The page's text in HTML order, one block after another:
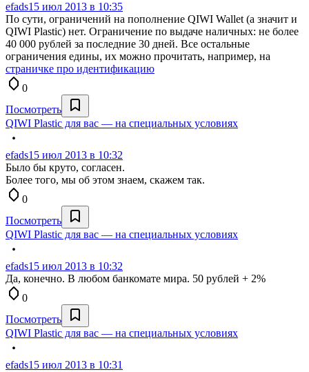
efads15 июл 2013 в 10:35
По сути, ограничений на пополнение QIWI Wallet (а значит и
QIWI Plastic) нет. Ограничение по выдаче наличных: не более
40 000 рублей за последние 30 дней. Все остальные
ограничения едины, их можно прочитать, например, на
страничке про идентификацию
0
Посмотреть
QIWI Plastic для вас — на специальных условиях
efads15 июл 2013 в 10:32
Было бы круто, согласен.
Более того, мы об этом знаем, скажем так.
0
Посмотреть
QIWI Plastic для вас — на специальных условиях
efads15 июл 2013 в 10:32
Да, конечно. В любом банкомате мира. 50 рублей + 2%
0
Посмотреть
QIWI Plastic для вас — на специальных условиях
efads15 июл 2013 в 10:31